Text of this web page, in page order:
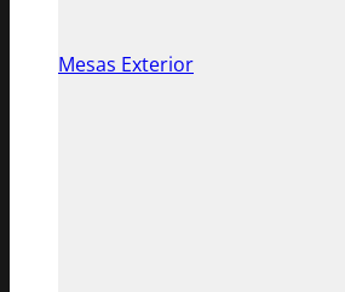
Mesas Exterior